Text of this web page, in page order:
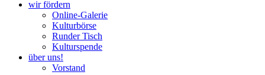
wir fördern
Online-Galerie
Kulturbörse
Runder Tisch
Kulturspende
über uns!
Vorstand